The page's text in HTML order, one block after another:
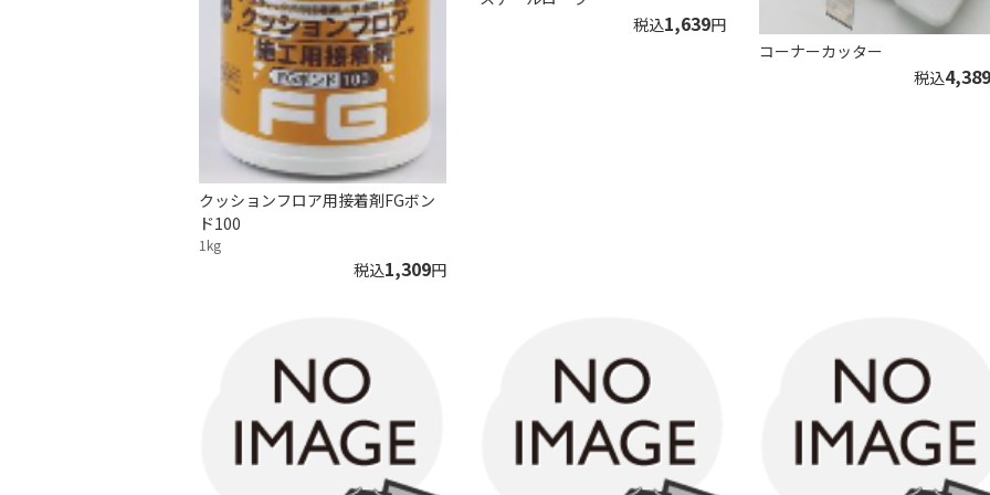
クッションフロア用接着剤FGボン
ド100
1kg
税込1,309円
税込1,639円
コーナーカッター
税込4,389